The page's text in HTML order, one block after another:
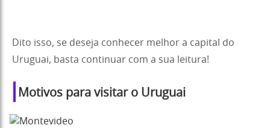
Dito isso, se deseja conhecer melhor a capital do
Uruguai, basta continuar com a sua leitura!
Motivos para visitar o Uruguai